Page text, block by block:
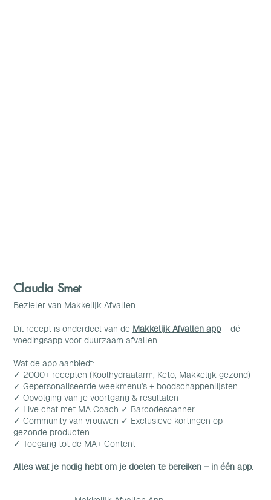
Claudia Smet
Bezieler van Makkelijk Afvallen
Dit recept is onderdeel van de Makkelijk Afvallen app– dé
voedingsapp voor duurzaam afvallen.
Wat de app aanbiedt:
✓ 2000+ recepten (Koolhydraatarm, Keto, Makkelijk gezond)
✓ Gepersonaliseerde weekmenu's + boodschappenlijsten
✓ Opvolging van je voortgang & resultaten
✓ Live chat met MA Coach ✓ Barcodescanner
✓ Community van vrouwen ✓ Exclusieve kortingen op
gezonde producten
✓ Toegang tot de MA+ Content
Alles wat je nodig hebt om je doelen te bereiken – in één app.